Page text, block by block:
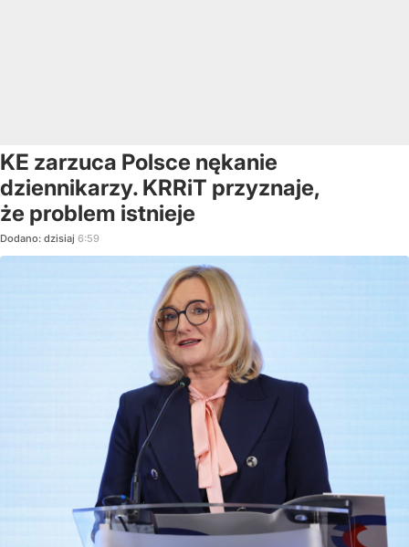
KE zarzuca Polsce nękanie
dziennikarzy. KRRiT przyznaje,
że problem istnieje
Dodano: dzisiaj 6:59